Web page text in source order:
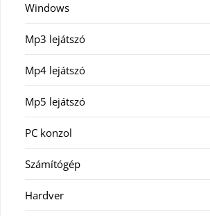
Windows
Mp3 lejátszó
Mp4 lejátszó
Mp5 lejátszó
PC konzol
Számítógép
Hardver